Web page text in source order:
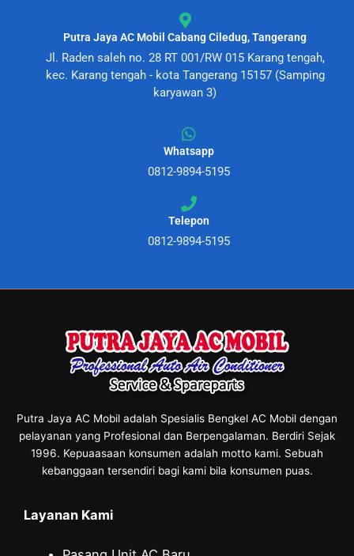
Putra Jaya AC Mobil Cabang Ciledug, Tangerang
Jl. Raden saleh no. 28 RT 001/RW 015 Karang tengah,
kec. Karang tengah - kota Tangerang 15157 (Samping
karyawan 3)
Whatsapp
0812-9894-5195
Telepon
0812-9894-5195
Putra Jaya AC Mobil adalah Spesialis Bengkel AC Mobil dengan
pelayanan yang Profesional dan Berpengalaman. Berdiri Sejak
1996. Kepuaasaan konsumen adalah motto kami. Sebuah
kebanggaan tersendiri bagi kami bila konsumen puas.
Layanan Kami